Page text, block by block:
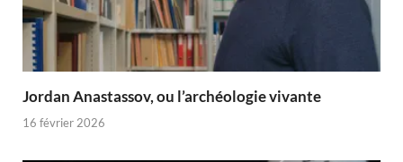
Jordan Anastassov, ou l’archéologie vivante
16 février 2026